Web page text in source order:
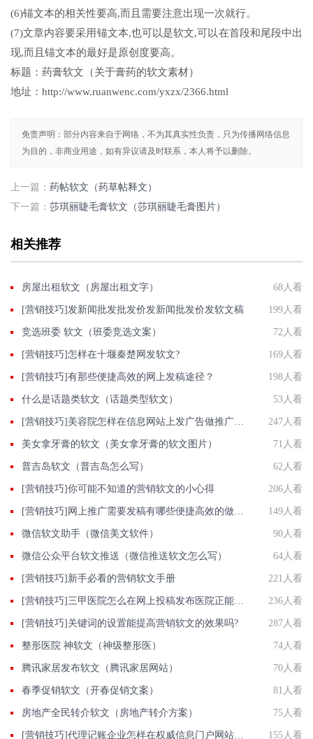
(6)锚文本的相关性要高,而且需要注意出现一次就行。
(7)文章内容要采用锚文本,也可以是软文,可以在首段和尾段中出
现,而且锚文本的最好是原创度要高。
标题：药膏软文（关于膏药的软文素材）
地址：http://www.ruanwenc.com/yxzx/2366.html
免责声明：部分内容来自于网络，不为其真实性负责，只为传播网络信息
为目的，非商业用途，如有异议请及时联系，本人将予以删除。
上一篇： 药帖软文（药草帖释文）
下一篇： 莎琪丽睫毛膏软文（莎琪丽睫毛膏图片）
相关推荐
房屋出租软文（房屋出租文字） 68人看
[营销技巧]发新闻批发批发价发新闻批发价发软文稿 199人看
竞选班委 软文（班委竞选文案） 72人看
[营销技巧]怎样在十堰秦楚网发软文? 169人看
[营销技巧]有那些便捷高效的网上发稿途径？ 198人看
什么是话题类软文（话题类型软文） 53人看
247人看
美女拿牙膏的软文（美女拿牙膏的软文图片） 71人看
普吉岛软文（普吉岛怎么写） 62人看
[营销技巧]你可能不知道的营销软文的小心得 206人看
149人看
微信软文助手（微信美文软件） 90人看
微信公众平台软文推送（微信推送软文怎么写） 64人看
[营销技巧]新手必看的营销软文手册 221人看
236人看
[营销技巧]关键词的设置能提高营销软文的效果吗? 287人看
整形医院 神软文（神级整形医） 74人看
腾讯家居发布软文（腾讯家居网站） 70人看
春季促销软文（开春促销文案） 81人看
房地产全民转介软文（房地产转介方案） 75人看
155人看